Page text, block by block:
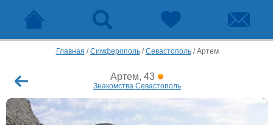
Главная /Симферополь/Севастополь/Артем
Артем, 43
Знакомства Севастополь